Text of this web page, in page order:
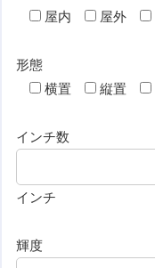
屋内
屋外
形態
横置
縦置
インチ数
インチ
輝度